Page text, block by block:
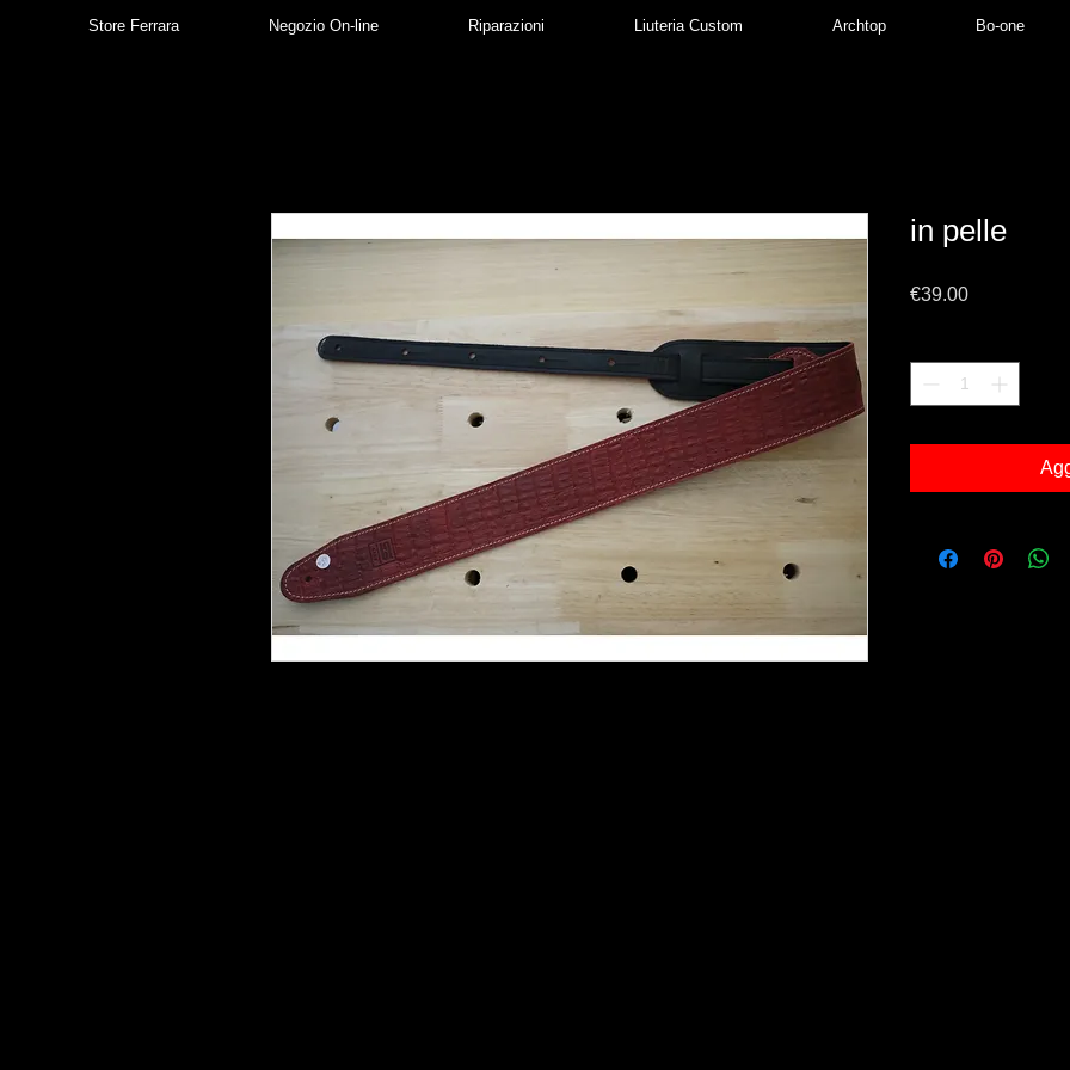
Store Ferrara Negozio On-line Riparazioni Liuteria Custom Archtop Bo-one
in pelle
€39.00Prezzo